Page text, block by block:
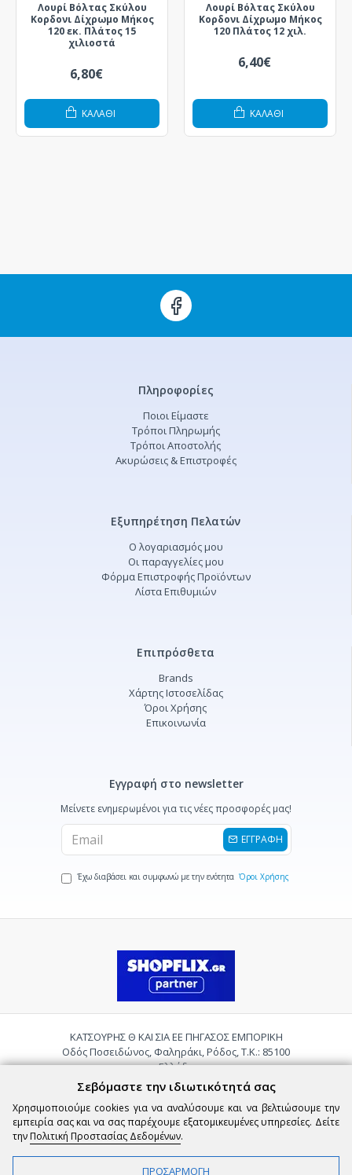
Λουρί Βόλτας Σκύλου
Κορδονι Δίχρωμο Μήκος
120 εκ. Πλάτος 15
χιλιοστά
6,80€
ΚΑΛΆΘΙ
Λουρί Βόλτας Σκύλου
Κορδονι Δίχρωμο Μήκος
120 Πλάτος 12 χιλ.
6,40€
ΚΑΛΆΘΙ
Πληροφορίες
Ποιοι Είμαστε
Τρόποι Πληρωμής
Τρόποι Αποστολής
Ακυρώσεις & Επιστροφές
Εξυπηρέτηση Πελατών
Ο λογαριασμός μου
Οι παραγγελίες μου
Φόρμα Επιστροφής Προϊόντων
Λίστα Επιθυμιών
Επιπρόσθετα
Brands
Χάρτης Ιστοσελίδας
Όροι Χρήσης
Επικοινωνία
Εγγραφή στο newsletter
Μείνετε ενημερωμένοι για τις νέες προσφορές μας!
ΕΓΓΡΑΦΗ
Έχω διαβάσει και συμφωνώ με την ενότητα Όροι Χρήσης
ΚΑΤΣΟΥΡΗΣ Θ ΚΑΙ ΣΙΑ ΕΕ ΠΗΓΑΣΟΣ ΕΜΠΟΡΙΚΗ
Οδός Ποσειδώνος, Φαληράκι, Ρόδος, Τ.Κ.: 85100
Ελλάδα
Τηλ.:2241085059
Email:
pigasosemporiki@gmail.com
Σεβόμαστε την ιδιωτικότητά σας
Χρησιμοποιούμε cookies για να αναλύσουμε και να βελτιώσουμε την
εμπειρία σας και να σας παρέχουμε εξατομικευμένες υπηρεσίες. Δείτε
την Πολιτική Προστασίας Δεδομένων.
ΠΡΟΣΑΡΜΟΓΗ